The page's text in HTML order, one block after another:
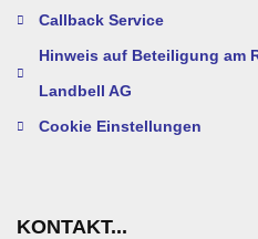
Callback Service
Hinweis auf Beteiligung am
Landbell AG
Cookie Einstellungen
KONTAKT...